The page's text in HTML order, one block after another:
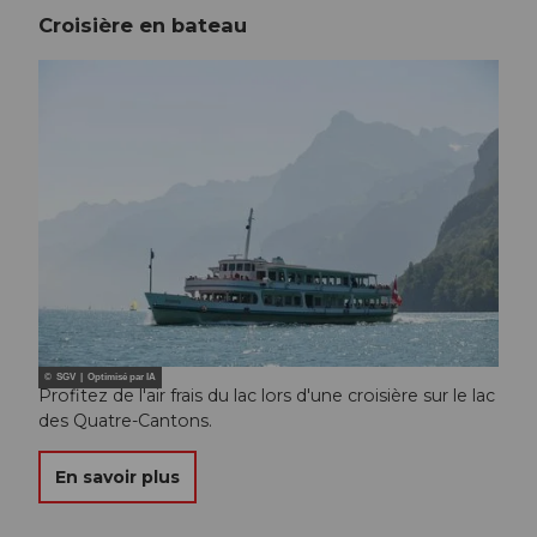
Croisière en bateau
© SGV | Optimisé par IA
Profitez de l'air frais du lac lors d'une croisière sur le lac
des Quatre-Cantons.
En savoir plus